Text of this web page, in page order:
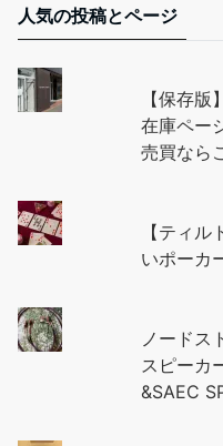
人気の投稿とページ
【保存
在庫ペー
売買なら
【ティ
いポーカ
ノードス
スピーカ
&SAEC